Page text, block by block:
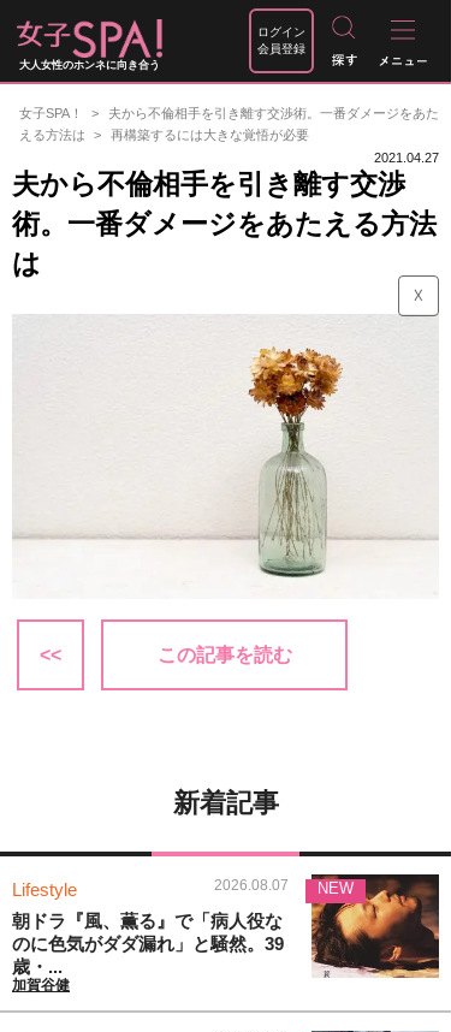
大人女性のホンネに向き合う
ログイン
会員登録
女子SPA！
夫から不倫相手を引き離す交渉術。一番ダメージをあた
える方法は
再構築するには大きな覚悟が必要
2021.04.27
夫から不倫相手を引き離す交渉
術。一番ダメージをあたえる方法
は
☓
<< この記事を読む
新着記事
Lifestyle 2026.08.07
朝ドラ『風、薫る』で「病人役な
のに色気がダダ漏れ」と騒然。39
歳・...
加賀谷健
NEW